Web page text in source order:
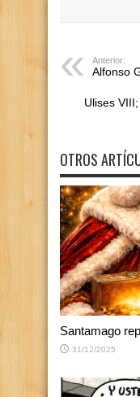
Anterior:
Alfonso
Ulises
OTROS
Santamago
31/12/2025